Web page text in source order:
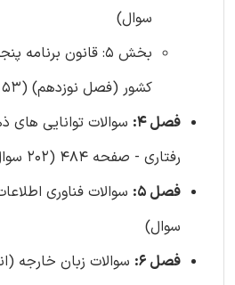
سوال)
بخش 5: قانون
کشور (فصل نوزدهم) (53 سوال)
فصل 4:
سوالات توانایی های
رفتاری - صفحه 484 (202 سوال)
فصل 5:
سوال)
فصل 6: